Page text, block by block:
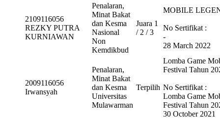
2109116056
REZKY PUTRA
KURNIAWAN
Penalaran,
Minat Bakat
dan Kesma
Nasional
Non
Kemdikbud
Juara 1
/ 2 / 3
MOBILE
No Sertifikat :
-
28 March 2022
2009116056
Irwansyah
Penalaran,
Minat Bakat
dan Kesma
Universitas
Mulawarman
Terpilih
Lomba Game
Festival Tahun
No Sertifikat :
Lomba Game
Festival Tahun
30 October 2021